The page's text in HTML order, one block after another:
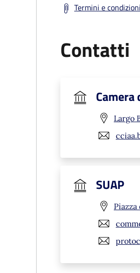
Termini e
Contatti
Largo
SUAP